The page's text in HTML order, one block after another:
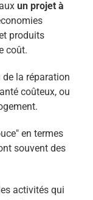
un projet à
produits
coût.
de la réparation
coûteux, ou
en termes
souvent des
activités qui